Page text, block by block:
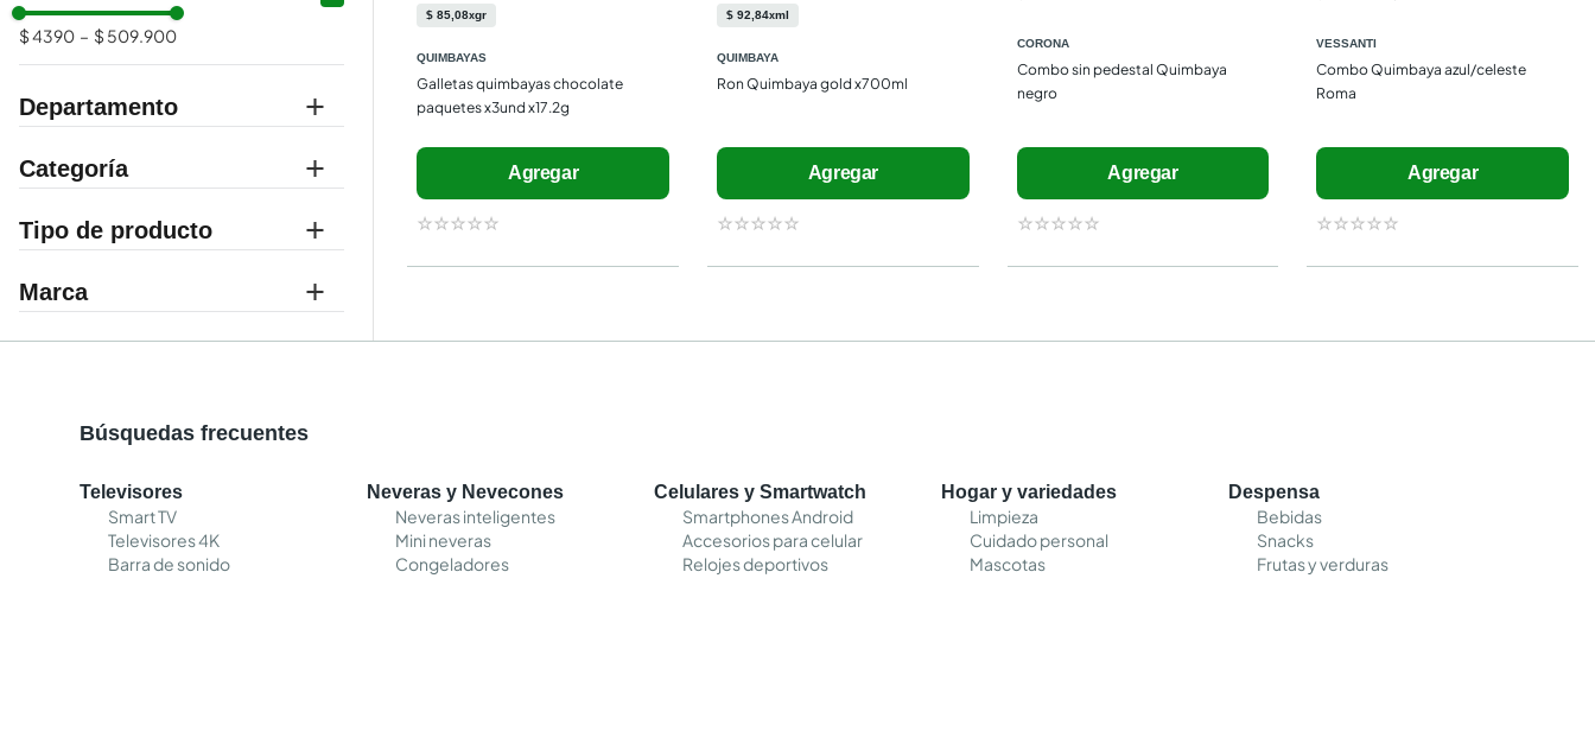
Marca
CORONA
VESSANTI
Departamento
baños
supermercado
Categoría
sanitarios y lavamanos
pasabocas
sanitarios y asientos
galletas dulces
ron
$ 4390 – $ 509.900
$ 85 ,08xgr
QUIMBAYAS
Galletas quimbayas chocolate
paquetes x3und x17.2g
Agregar
☆☆☆☆☆
$ 92 84xml
QUIMBAYA
Ron Quimbaya gold x700ml
Agregar
☆☆☆☆☆
CORONA
Combo sin pedestal Quimbaya
negro
Agregar
☆☆☆☆☆
VESSANTI
Combo Quimbaya azul/celeste
Roma
Agregar
☆☆☆☆☆
Búsquedas frecuentes
Televisores
Smart TV
Televisores 4K
Barra de sonido
Neveras y Nevecones
Neveras inteligentes
Mini neveras
Congeladores
Celulares y Smartwatch
Smartphones Android
Accesorios para celular
Relojes deportivos
Hogar y variedades
Limpieza
Cuidado personal
Mascotas
Despensa
Bebidas
Snacks
Frutas y verduras